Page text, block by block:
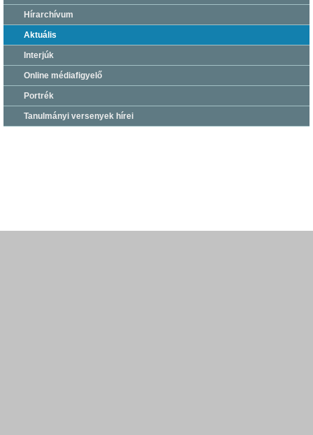
Hírarchívum
Aktuális
Interjúk
Online médiafigyelő
Portrék
Tanulmányi versenyek hírei